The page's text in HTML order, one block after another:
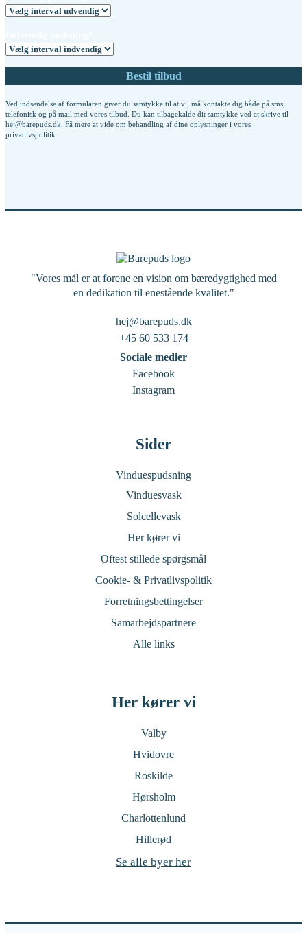
Ved indsendelse af formularen giver du samtykke til at vi, må kontakte dig både på sms,
telefonisk og på mail med vores tilbud. Du kan tilbagekalde dit samtykke ved at skrive til
hej@barepuds.dk. Få mere at vide om behandling af dine oplysninger i vores
privatlivspolitik
"Vores mål er at forene en vision om bæredygtighed med
en dedikation til enestående kvalitet."
hej@barepuds.dk
+45 60 533 174
Sociale medier
Facebook
Instagram
Sider
Vinduespudsning
Vinduesvask
Solcellevask
Her kører vi
Oftest stillede spørgsmål
Cookie- & Privatlivspolitik
Forretningsbettingelser
Samarbejdspartnere
Alle links
Her kører vi
Valby
Hvidovre
Roskilde
Hørsholm
Charlottenlund
Hillerød
Se alle byer her